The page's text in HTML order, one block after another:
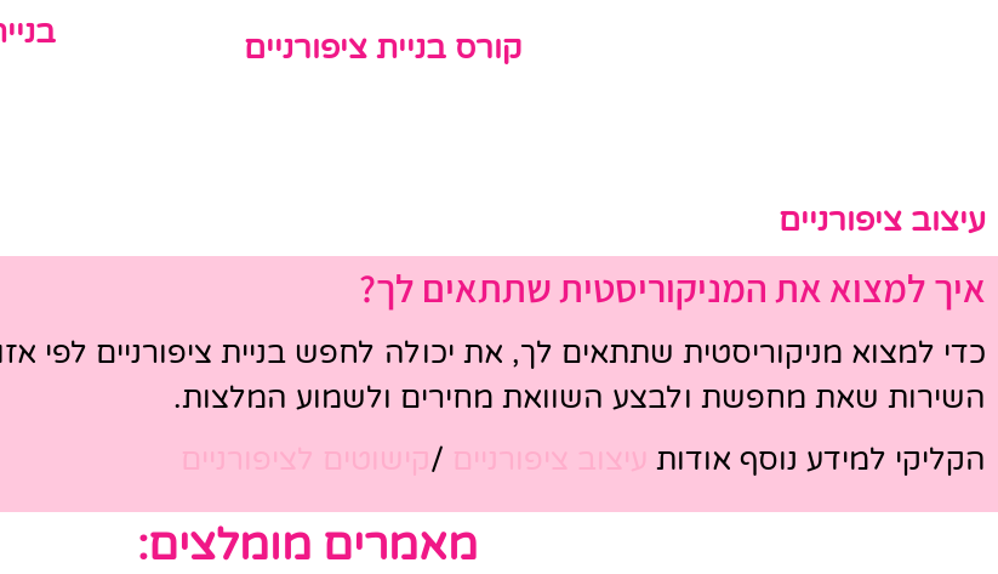
עיצוב ציפורניים
קורס בניית ציפורניים
איך למצוא את המניקוריסטית שתתאים לך?
כדי למצוא מניקוריסטית שתתאים לך, את יכולה לחפש בניית ציפורניים לפי
השירות שאת מחפשת ולבצע השוואת מחירים ולשמוע המלצות.
הקליקי למידע נוסף אודות עיצוב ציפורניים /קישוטים לציפורניים
מאמרים מומלצים: